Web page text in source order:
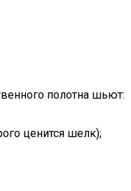
полотна шьют:
ценится шелк);